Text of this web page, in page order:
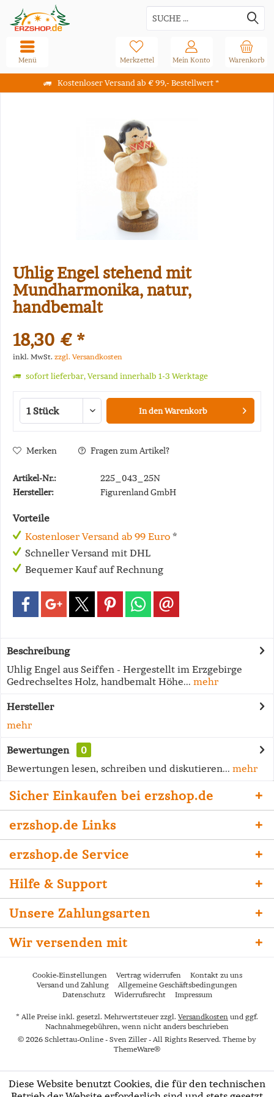
Kostenloser Versand ab € 99,- Bestellwert *
Warenkorb
Merkzettel Mein Konto
Menü
Uhlig Engel stehend mit
Mundharmonika, natur,
handbemalt
18,30 € *
inkl. MwSt. zzgl. Versandkosten
sofort lieferbar, Versand innerhalb 1-3 Werktage
In denWarenkorb
Merken Fragen zum Artikel?
Artikel-Nr.:
225_043_25N
Hersteller:
Figurenland GmbH
Vorteile
Kostenloser Versand ab 99 Euro *
Schneller Versand mit DHL
Bequemer Kauf auf Rechnung
Beschreibung
Uhlig Engel aus Seiffen - Hergestellt im Erzgebirge
Gedrechseltes Holz, handbemalt Höhe... mehr
Hersteller
mehr
Bewertungen
0
Bewertungen lesen, schreiben und diskutieren... mehr
Sicher Einkaufen bei erzshop.de
erzshop.de Links
erzshop.de Service
Hilfe & Support
Unsere Zahlungsarten
Wir versenden mit
Cookie-Einstellungen Vertrag widerrufen
Kontakt zu uns
Versand und Zahlung
Allgemeine Geschäftsbedingungen
Datenschutz
Widerrufsrecht Impressum
* Alle Preise inkl. gesetzl. Mehrwertsteuer zzgl. Versandkosten und ggf.
Nachnahmegebühren, wenn nicht anders beschrieben
© 2026 Schlettau-Online - Sven Ziller - All Rights Reserved. Theme by
ThemeWare®
Diese Website benutzt Cookies, die für den technischen